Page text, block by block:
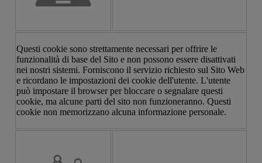
Questi cookie sono strettamente necessari per offrire le
funzionalità di base del Sito e non possono essere disattivati
nei nostri sistemi. Forniscono il servizio richiesto sul Sito Web
e ricordano le impostazioni dei cookie dell'utente. L'utente
può impostare il browser per bloccare o segnalare questi
cookie, ma alcune parti del sito non funzioneranno. Questi
cookie non memorizzano alcuna informazione personale.